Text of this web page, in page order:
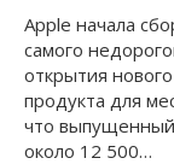
Apple начала
самого
открытия
продукта для
что выпущенный
около 12 500…